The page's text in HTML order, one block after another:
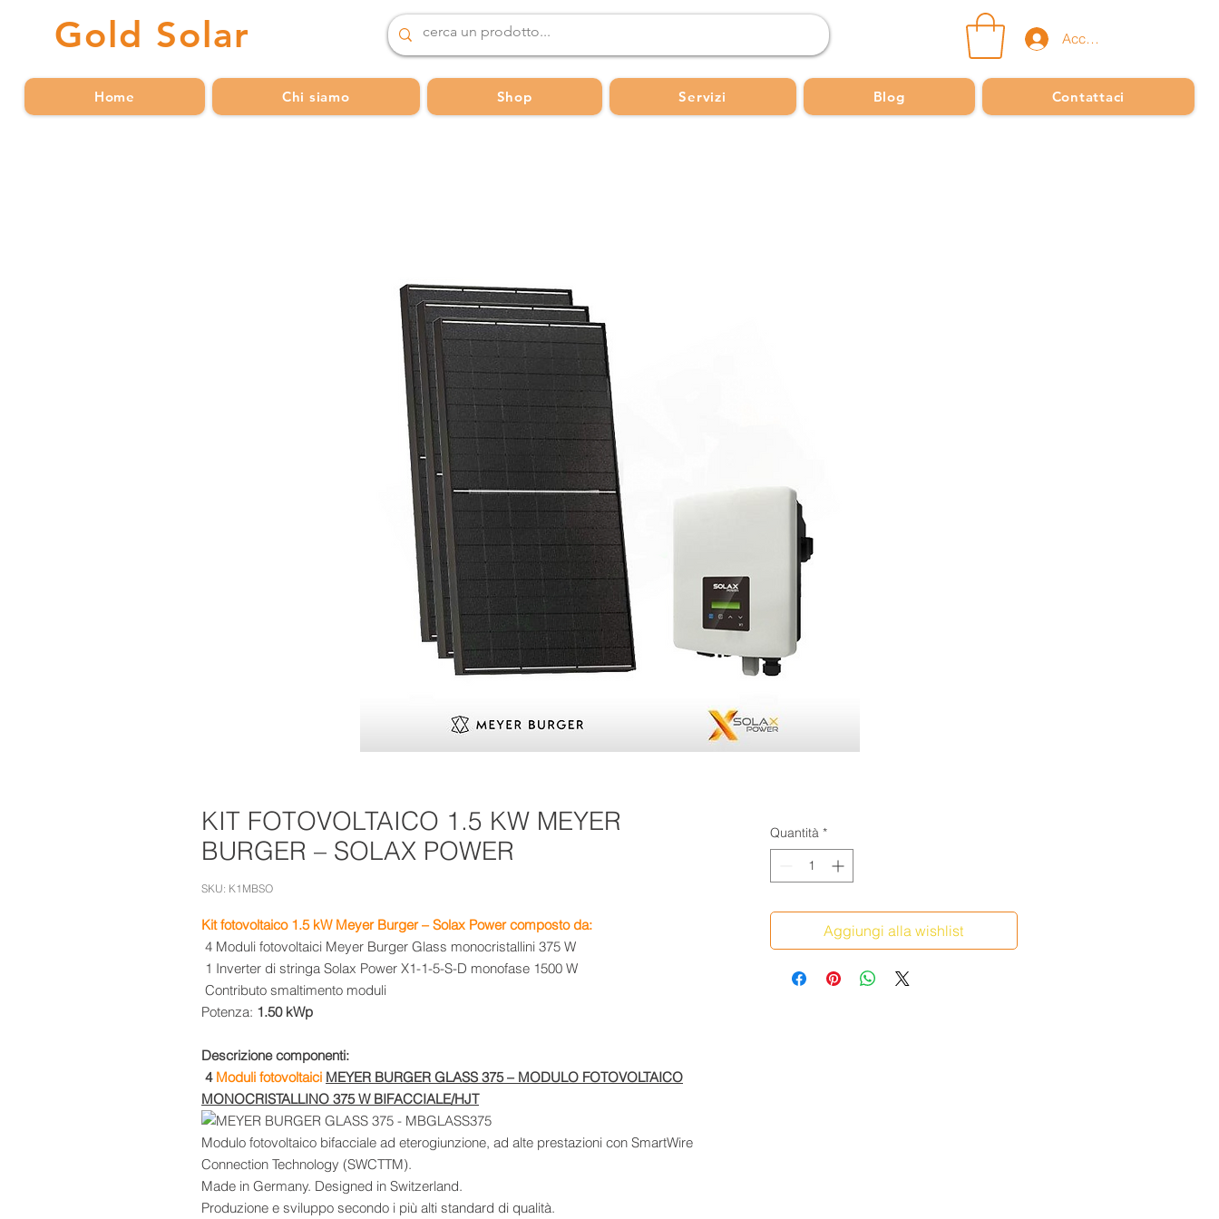
Gold Solar Accedi
Home Chi siamo Shop Servizi Blog Contattaci
KIT FOTOVOLTAICO 1.5 KW MEYER
BURGER – SOLAX POWER
SKU: K1MBSO
Kit fotovoltaico 1.5 kW Meyer Burger – Solax Power composto da:
4 Moduli fotovoltaici Meyer Burger Glass monocristallini 375 W
1 Inverter di stringa Solax Power X1-1-5-S-D monofase 1500 W
Contributo smaltimento moduli
Potenza: 1.50 kWp
Descrizione componenti:
4 Moduli fotovoltaici MEYER BURGER GLASS 375 – MODULO FOTOVOLTAICO
MONOCRISTALLINO 375 W BIFACCIALE/HJT
Modulo fotovoltaico bifacciale ad eterogiunzione, ad alte prestazioni con SmartWire
Connection Technology (SWCTTM).
Made in Germany. Designed in Switzerland.
Produzione e sviluppo secondo i più alti standard di qualità.
Quantità *
Aggiungi alla wishlist